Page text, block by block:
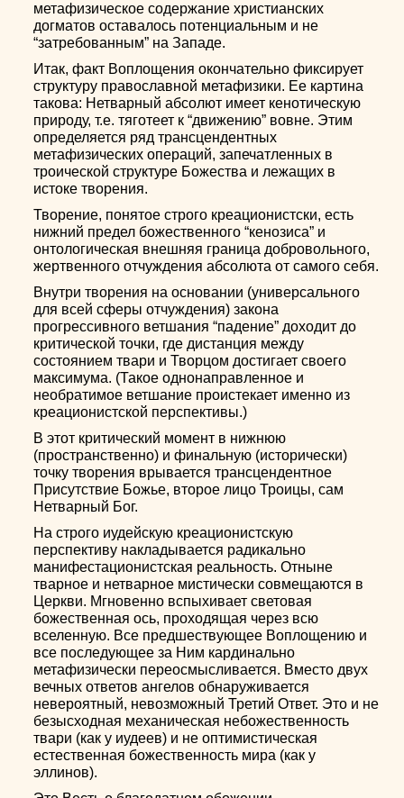
метафизическое содержание христианских
догматов оставалось потенциальным и не
“затребованным” на Западе.
Итак, факт Воплощения окончательно фиксирует
структуру православной метафизики. Ее картина
такова: Нетварный абсолют имеет кенотическую
природу, т.е. тяготеет к “движению” вовне. Этим
определяется ряд трансцендентных
метафизических операций, запечатленных в
троической структуре Божества и лежащих в
истоке творения.
Творение, понятое строго креационистски, есть
нижний предел божественного “кенозиса” и
онтологическая внешняя граница добровольного,
жертвенного отчуждения абсолюта от самого себя.
Внутри творения на основании (универсального
для всей сферы отчуждения) закона
прогрессивного ветшания “падение” доходит до
критической точки, где дистанция между
состоянием твари и Творцом достигает своего
максимума. (Такое однонаправленное и
необратимое ветшание проистекает именно из
креационистской перспективы.)
В этот критический момент в нижнюю
(пространственно) и финальную (исторически)
точку творения врывается трансцендентное
Присутствие Божье, второе лицо Троицы, сам
Нетварный Бог.
На строго иудейскую креационистскую
перспективу накладывается радикально
манифестационистская реальность. Отныне
тварное и нетварное мистически совмещаются в
Церкви. Мгновенно вспыхивает световая
божественная ось, проходящая через всю
вселенную. Все предшествующее Воплощению и
все последующее за Ним кардинально
метафизически переосмысливается. Вместо двух
вечных ответов ангелов обнаруживается
невероятный, невозможный Третий Ответ. Это и не
безысходная механическая небожественность
твари (как у иудеев) и не оптимистическая
естественная божественность мира (как у
эллинов).